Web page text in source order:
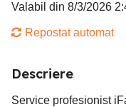
Valabil din 8/3/2026
Repostat automat
Descriere
Service profesionist